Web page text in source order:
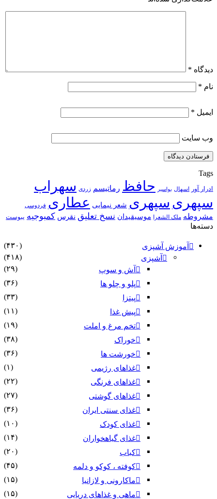
دیدگاه *
نام *
ایمیل *
وب‌ سایت
Tags
ادرار آور اسهال بواسیر حافظ رماتیسم زردی سهراب
سپهری سپهری شعر نیمایی عطاری فردوسی
مشروطه ملک الشعرا موسیقیدان نسخ تعلیق نقرس کمبوجیه یبوست
دسته‌ها
آموزش آشپزی
(۴۳۰)
آشپزی
(۴۱۸)
آش و سوپ
(۲۹)
پلو و چلو ها
(۳۶)
پیتزا
(۳۳)
پیش غذا
(۱۱)
تخم مرغ و املت
(۱۹)
خوراک
(۳۸)
خورشت ها
(۳۶)
غذاهای رژیمی
(۱)
غذاهای فرنگی
(۲۲)
غذاهای گوشتی
(۲۷)
غذای سنتی ایران
(۳۶)
غذای کودک
(۱۰)
غذای گیاهخواران
(۱۴)
کباب
(۲۰)
کوفته ، کوکو و دلمه
(۴۵)
ماکارونی و لازانیا
(۱۵)
ماهی و غذاهای دریایی
(۱۵)